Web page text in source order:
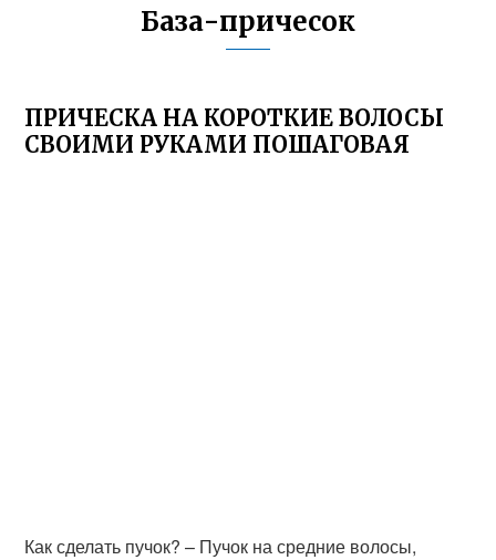
База-причесок
ПРИЧЕСКА НА КОРОТКИЕ ВОЛОСЫ
СВОИМИ РУКАМИ ПОШАГОВАЯ
Как сделать пучок? – Пучок на средние волосы,